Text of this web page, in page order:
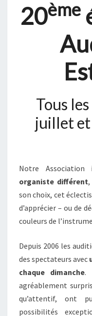
20ème
Tous
juillet
Notre Association
organiste différent,
son choix, cet
d’apprécier – ou de
couleurs de
Depuis 2006 les
des spectateurs avec
chaque dimanche.
agréablement
qu’attentif, ont
possibilités